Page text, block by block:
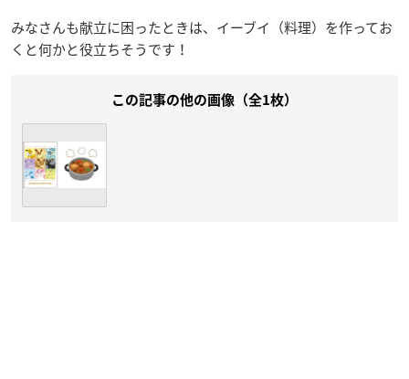
みなさんも献立に困ったときは、イーブイ（料理）を作ってお
くと何かと役立ちそうです！
この記事の他の画像（全1枚）